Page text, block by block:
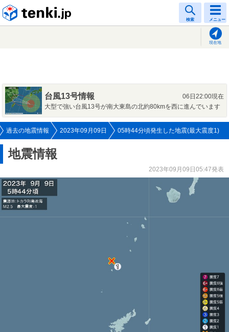
検索 メニュー
現在地
台風13号情報
06日22:00現在
大型で強い台風13号が南大東島の北約80kmを西に進んでいます
過去の地震情報 2023年09月09日 05時44分頃発生した地震(最大震度1)
地震情報
2023年09月09日05:47発表